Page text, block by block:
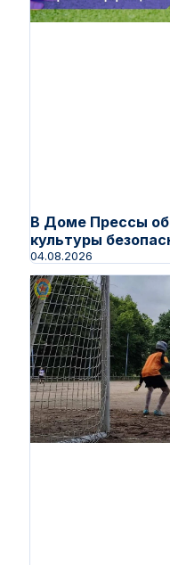
В Доме Прессы
культуры
04.08.2026